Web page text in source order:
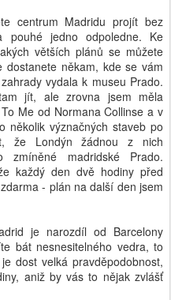
centrum Madridu projít bez
pouhé jedno odpoledne. Ke
větších plánů se můžete
dostanete někam, kde se vám
vydala k museu Prado.
jít, ale zrovna jsem měla
Me od Normana Collinse a v
význačných staveb po
že Londýn žádnou z nich
madridské Prado.
každý den dvě hodiny před
- plán na další den jsem
je narozdíl od Barcelony
bát nesnesitelného vedra, to
dost velká pravděpodobnost,
aniž by vás to nějak zvlášť